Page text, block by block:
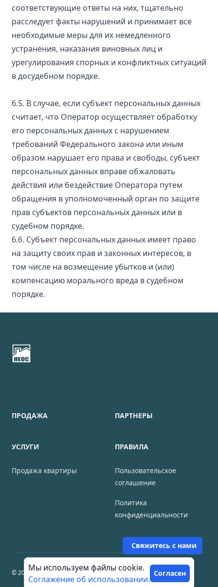
соответствующие ответы на них, тщательно
расследует факты нарушений и принимает все
необходимые меры для их немедленного
устранения, наказания виновных лиц и
урегулирования спорных и конфликтных ситуаций
в досудебном порядке.
6.5. В случае, если субъект персональных данных
считает, что Оператор осуществляет обработку
его персональных данных с нарушением
требований Федерального закона или иным
образом нарушает его права и свободы, субъект
персональных данных вправе обжаловать
действия или бездействие Оператора путем
обращения в уполномоченный орган по защите
прав субъектов персональных данных или в
судебном порядке.
6.6. Субъект персональных данных имеет право
на защиту своих прав и законных интересов, в
том числе на возмещение убытков и (или)
компенсацию морального вреда в судебном
порядке.
ПРОДАЖА
УСЛУГИ
Продажа квартиры
ПАРТНЕРЫ
ПРАВИЛА
Пользовательское
соглашение
Политика
конфиденциальности
© 2026 НЕОС сервис по недвижимости. Все права защищены.
Свяжитесь с нами
Мы используем файлы cookie.
Соглажение об использовании.
Согласен